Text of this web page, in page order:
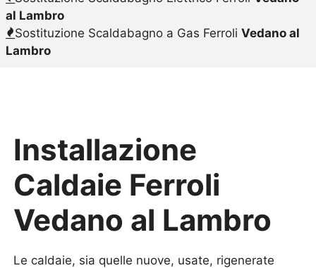
al Lambro
Sostituzione Scaldabagno a Gas Ferroli Vedano al
Lambro
Installazione
Caldaie Ferroli
Vedano al Lambro
Le caldaie, sia quelle nuove, usate, rigenerate